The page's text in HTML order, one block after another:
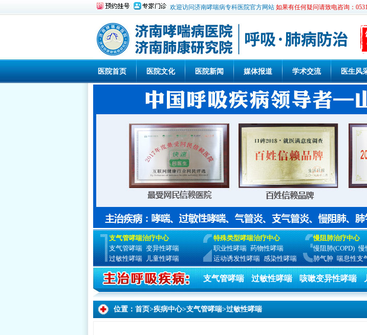
欢迎访问济南哮喘病专科医院官方网站 如果有任何疑问请致电咨询：
医院首页 医院文化 医院新闻 媒体报道 学术交流 医生风
支气管哮喘治疗中心
支气管哮喘 变异性哮喘
过敏性哮喘 儿童性哮喘
特殊类型哮喘治疗中心
职业性哮喘 药物性哮喘
运动诱发性哮喘 感染性哮喘
慢阻肺治疗中心
慢阻肺(COPD) 慢
肺气肿 喘息性支
支气管哮喘 过敏性哮喘 咳嗽变异性哮喘
位置： 首页>疾病中心>支气管哮喘>过敏性哮喘